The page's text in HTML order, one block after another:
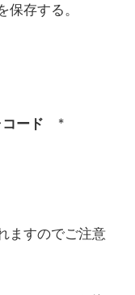
存する。
ード *
ますのでご注意